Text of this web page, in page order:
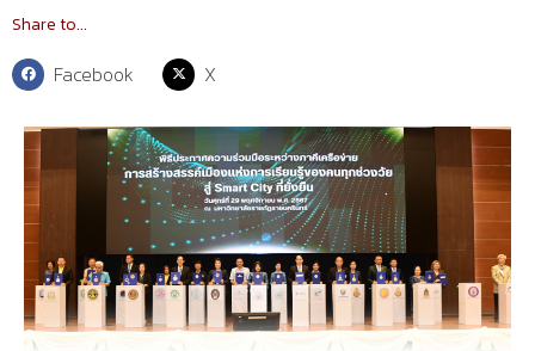
Share to...
Facebook X